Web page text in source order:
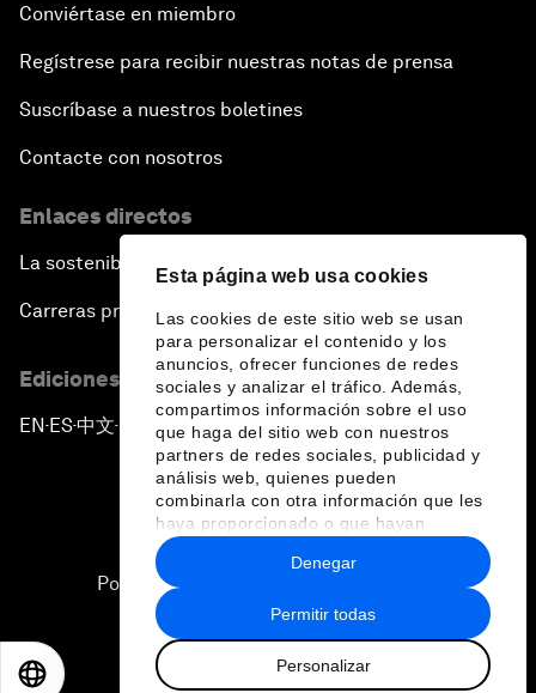
Esta página web usa cookies
Las cookies de este sitio web se usan
para personalizar el contenido y los
anuncios, ofrecer funciones de redes
sociales y analizar el tráfico. Además,
compartimos información sobre el uso
que haga del sitio web con nuestros
partners de redes sociales, publicidad y
análisis web, quienes pueden
combinarla con otra información que les
haya proporcionado o que hayan
recopilado a partir del uso que haya
hecho de sus servicios.
Permitir todas
Personalizar
Denegar
Conviértase en miembro
Regístrese para recibir nuestras notas de prensa
Suscríbase a nuestros boletines
Contacte con nosotros
Enlaces directos
La sostenibilidad en el Foro
Carreras profesionales
Ediciones en otros idiomas
EN ▪ ES▪中文▪ 日本語
Política de privacidad y normas de uso
2026 Foro Económico Mundial